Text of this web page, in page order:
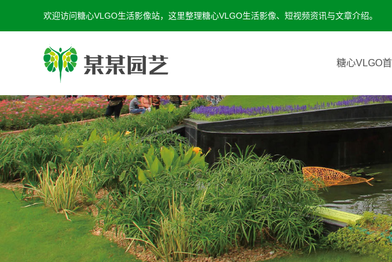
欢迎访问糖心VLGO生活影像站，这里整理糖心VLGO生活影像、短视频资讯与文章介绍。
糖心VLGO